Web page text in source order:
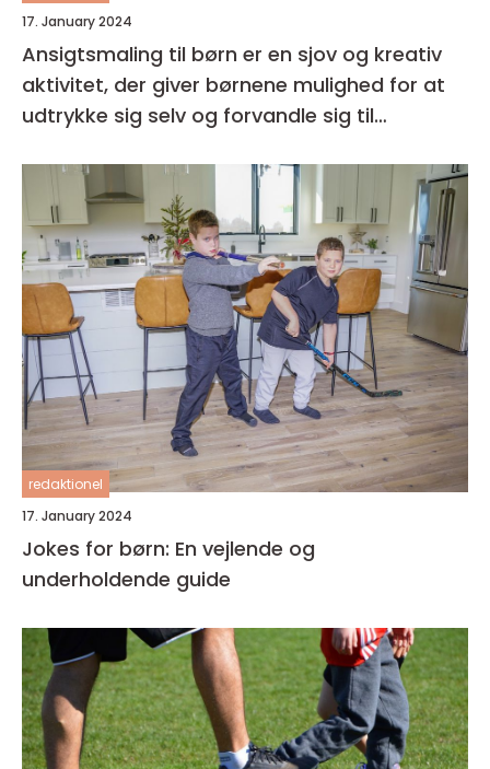
17. January 2024
Ansigtsmaling til børn er en sjov og kreativ
aktivitet, der giver børnene mulighed for at
udtrykke sig selv og forvandle sig til
redaktionel
17. January 2024
Jokes for børn: En vejlende og
underholdende guide